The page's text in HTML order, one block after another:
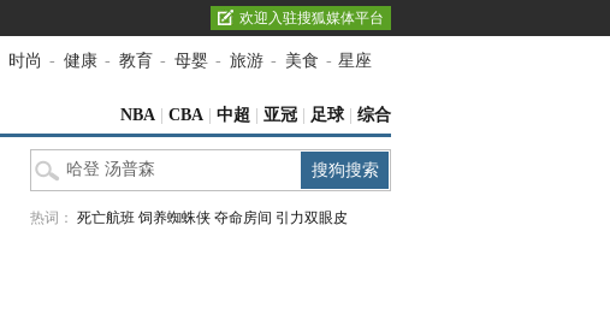
欢迎入驻搜狐媒体平台
时尚 - 健康 - 教育 - 母婴 - 旅游 - 美食 - 星座
NBA CBA 中超 亚冠 足球 综合
热词： 死亡航班 饲养蜘蛛侠 夺命房间 引力双眼皮